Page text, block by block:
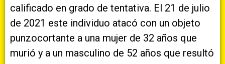
calificado en grado de tentativa. El 21 de julio
de 2021 este individuo atacó con un objeto
punzocortante a una mujer de 32 años que
murió y a un masculino de 52 años que resultó